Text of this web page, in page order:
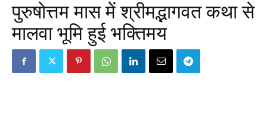
पुरुषोत्तम मास में श्रीमद्भागवत कथा से
मालवा भूमि हुई भक्तिमय